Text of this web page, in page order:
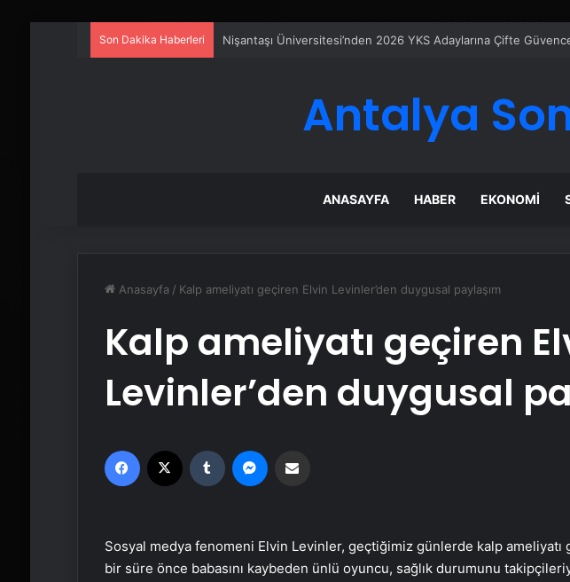
Son Dakika Haberleri Petmona : Kedi Maması ve Köpek Maması İle Tüm Evcil Hayvan
Antalya
ANASAYFA HABER EKONOMI
Anasayfa / Kalp ameliyatı geçiren Elvin Levinler’den duygusal paylaşım
Kalp ameliyatı geçiren
Levinler’den duygusal
Facebook Tumblr
Sosyal medya fenomeni Elvin Levinler, geçtiğimiz günlerde kalp ameliyatı
bir süre önce babasını kaybeden ünlü oyuncu, sağlık durumunu